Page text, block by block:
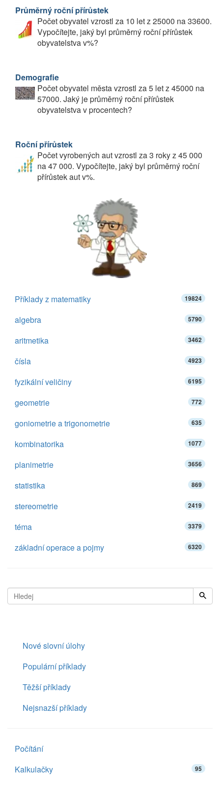
Průměrný roční přírůstek
Počet obyvatel vzrostl za 10 let z 25000 na 33600.
Vypočítejte, jaký byl průměrný roční přírůstek
obyvatelstva v%?
Demografie
Počet obyvatel města vzrostl za 5 let z 45000 na
57000. Jaký je průměrný roční přírůstek
obyvatelstva v procentech?
Roční přírůstek
Počet vyrobených aut vzrostl za 3 roky z 45 000
na 47 000. Vypočítejte, jaký byl průměrný roční
přírůstek aut v%.
Příklady z matematiky 19824
algebra 5790
aritmetika 3462
čísla 4923
fyzikální veličiny 6195
geometrie 772
goniometrie a trigonometrie 635
kombinatorika 1077
planimetrie 3656
statistika 869
stereometrie 2419
téma 3379
základní operace a pojmy 6320
Nové slovní úlohy
Populární příklady
Těžší příklady
Nejsnazší příklady
Počítání
Kalkulačky
95